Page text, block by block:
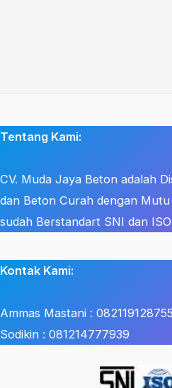
Tentang Kami:
CV. Muda Jaya Beton adalah
dan Beton Curah dengan
sudah Berstandart SNI dan
Kontak Kami:
Ammas Mastani : 082119128755
Sodikin : 081214777939